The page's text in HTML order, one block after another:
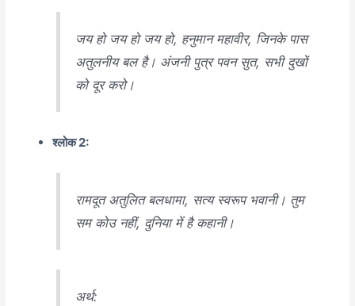
जय हो जय हो जय हो, हनुमान महावीर, जिनके पास
अतुलनीय बल है। अंजनी पुत्र पवन सुत, सभी दुखों
को दूर करो।
श्लोक 2:
रामदूत अतुलित बलधामा, सत्य स्वरूप भवानी। तुम
सम कोउ नहीं, दुनिया में है कहानी।
अर्थ: